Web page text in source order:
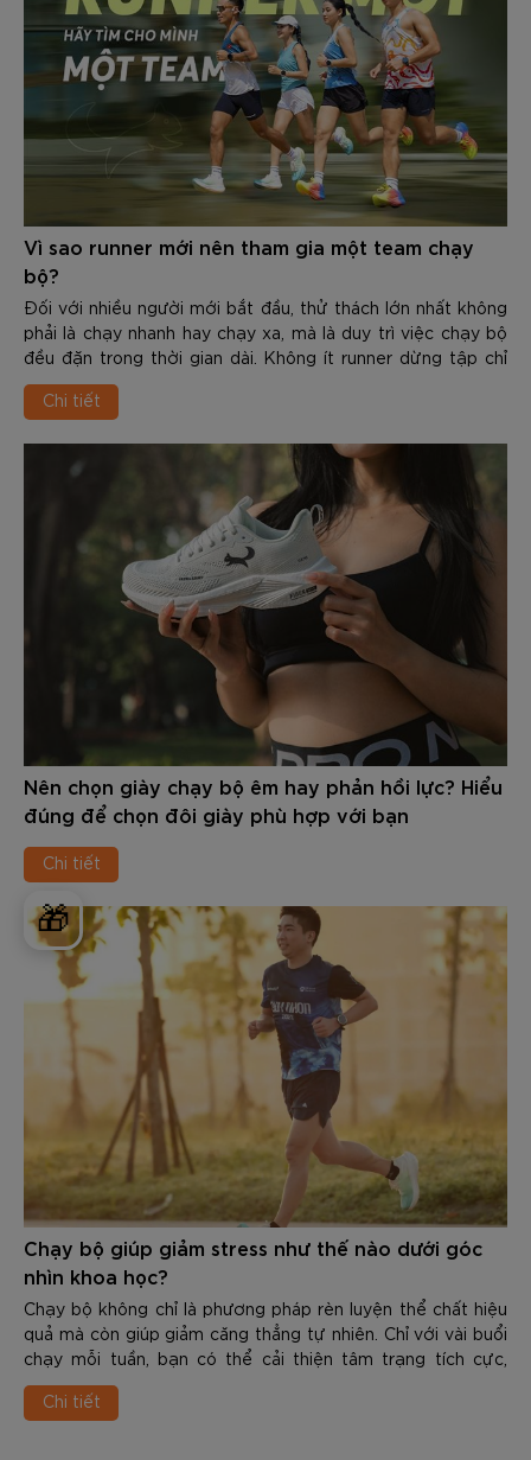
🎁
Vì sao runner mới nên tham gia một team chạy
bộ?
Đối với nhiều người mới bắt đầu, thử thách lớn nhất không
phải là chạy nhanh hay chạy xa, mà là duy trì việc chạy bộ
đều đặn trong thời gian dài. Không ít runner dừng tập chỉ
sau vài tuần vì thiếu động lực, không biết cách xây dựng
giáo án hoặc không có team đồng hành.
Chi tiết
Nên chọn giày chạy bộ êm hay phản hồi lực? Hiểu
đúng để chọn đôi giày phù hợp với bạn
Chi tiết
Chạy bộ giúp giảm stress như thế nào dưới góc
nhìn khoa học?
Chạy bộ không chỉ là phương pháp rèn luyện thể chất hiệu
quả mà còn giúp giảm căng thẳng tự nhiên. Chỉ với vài buổi
chạy mỗi tuần, bạn có thể cải thiện tâm trạng tích cực,
nâng cao chất lượng giấc ngủ và gia tăng khả năng chống
chịu áp lực trong cuộc sống. Vậy Chạy bộ giúp giảm stress
Chi tiết